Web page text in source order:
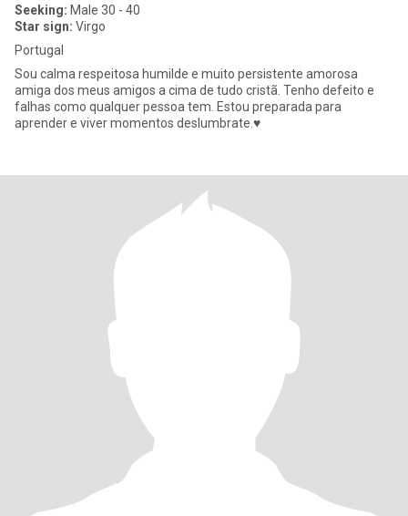
Seeking: Male 30 - 40
Star sign: Virgo
Portugal
Sou calma respeitosa humilde e muito persistente amorosa
amiga dos meus amigos a cima de tudo cristã. Tenho defeito e
falhas como qualquer pessoa tem. Estou preparada para
aprender e viver momentos deslumbrate.♥️